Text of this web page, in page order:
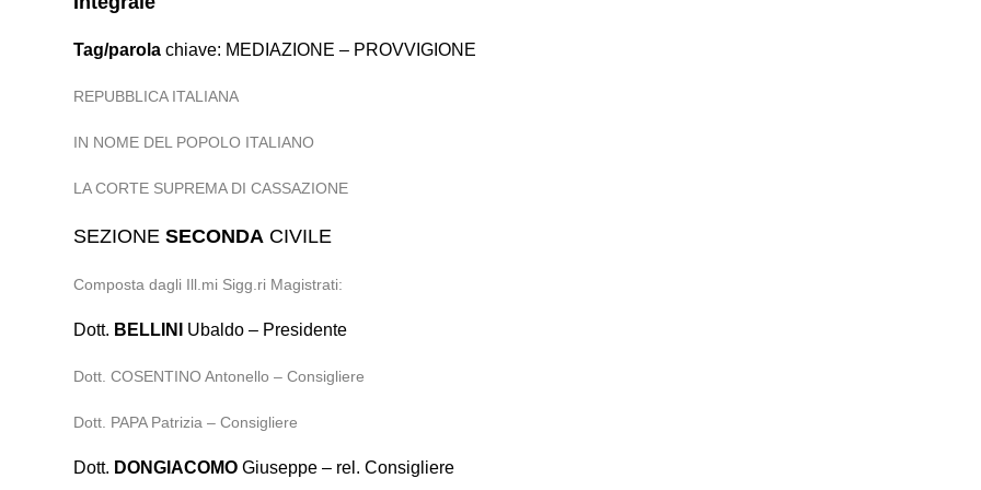
Tag/parola chiave: MEDIAZIONE – PROVVIGIONE
REPUBBLICA ITALIANA
IN NOME DEL POPOLO ITALIANO
LA CORTE SUPREMA DI CASSAZIONE
SEZIONESECONDA CIVILE
Composta dagli Ill.mi Sigg.ri Magistrati:
Dott. BELLINI Ubaldo – Presidente
Dott. COSENTINO Antonello – Consigliere
Dott. PAPA Patrizia – Consigliere
Dott. DONGIACOMO Giuseppe – rel. Consigliere